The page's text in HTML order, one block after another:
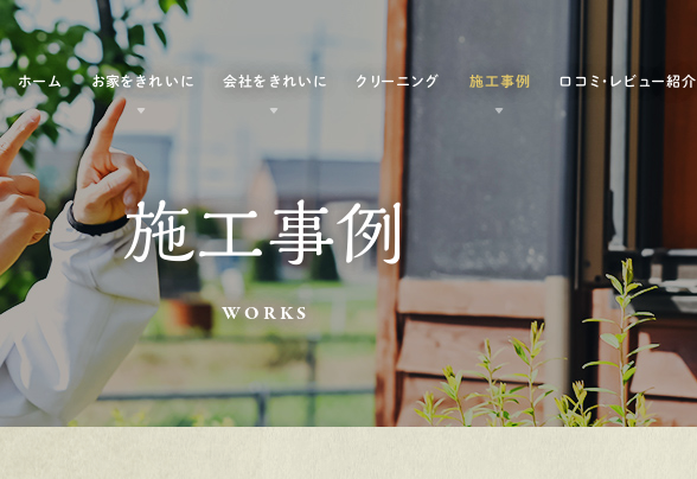
ホーム お家をきれいに 会社をきれいに クリーニング 施工事例 口コミ・レビュー紹介
施工事例
WORKS